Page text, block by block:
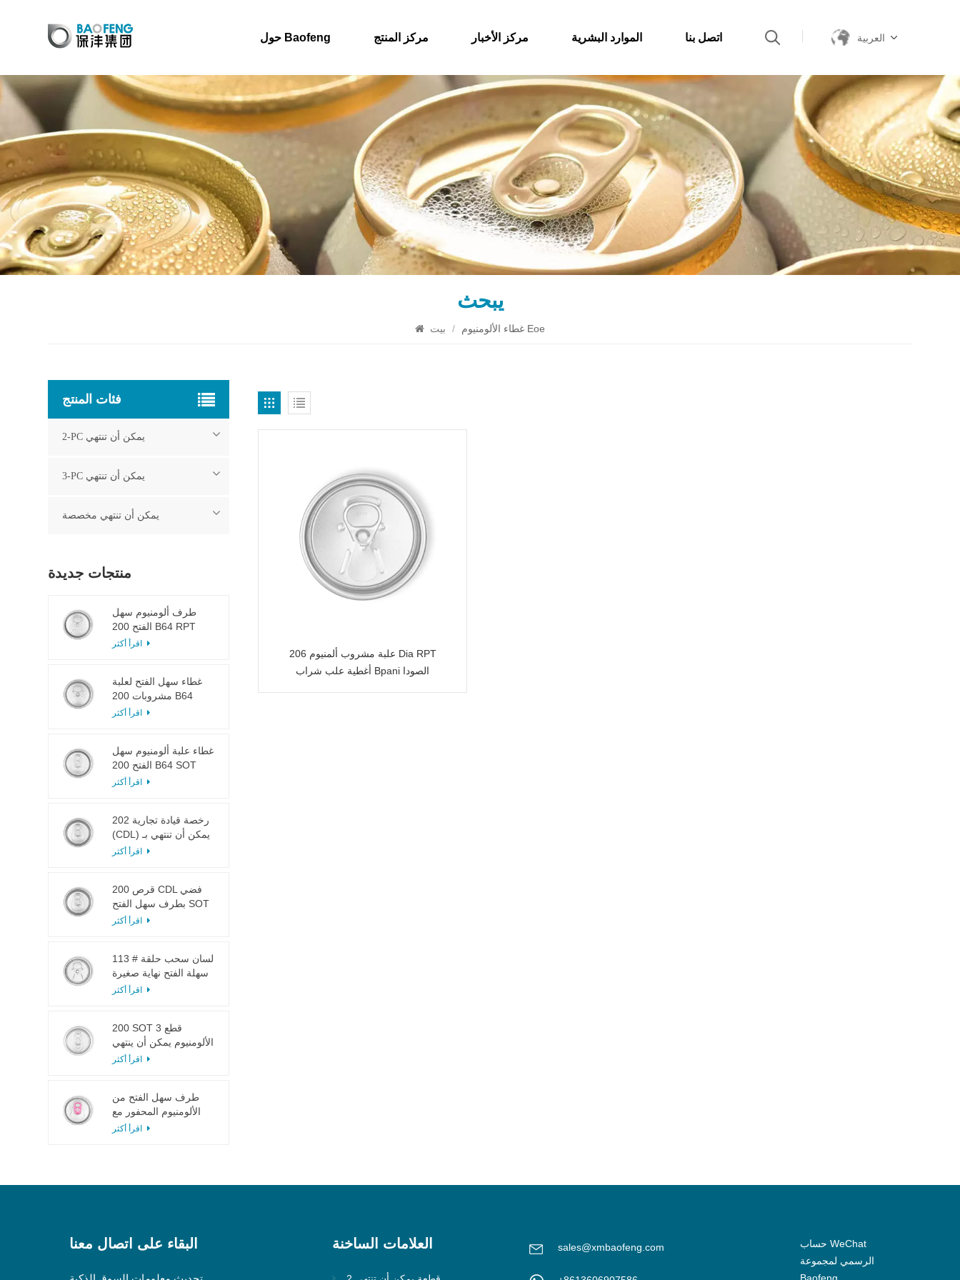
حول Baofeng مركز المنتج مركز الأخبار الموارد البشرية اتصل بنا العربية
يبحث
/ غطاء الألومنيوم Eoe
علبة مشروب ألمنيوم 206 Dia RPT
أغطية علب شراب Bpani الصودا
فئات المنتج
2-PC يمكن أن تنتهي
3-PC يمكن أن تنتهي
يمكن أن تنتهي مخصصة
منتجات جديدة
طرف ألومنيوم سهل
الفتح 200 B64 RPT
LOE
غطاء سهل الفتح لعلبة
مشروبات 200 B64
غطاء علبة ألومنيوم سهل
الفتح 200 B64 SOT
LOE
202 رخصة قيادة تجارية
(CDL) يمكن أن تنتهي بـ
SOT LOE فضي خفيف
200 قرص CDL فضي
بطرف سهل الفتح SOT
LOE إيبوكسي
113 # لسان سحب حلقة
سهلة الفتح نهاية صغيرة
لعصير الفاكهة
200 SOT 3 قطع
الألومنيوم يمكن أن ينتهي
لتعليب الطعام والشراب
طرف سهل الفتح من
الألومنيوم المحفور مع
لسان وردي
البقاء على اتصال معنا العلامات الساخنة sales@xmbaofeng.com
حساب WeChat
الرسمي لمجموعة
Baofeng